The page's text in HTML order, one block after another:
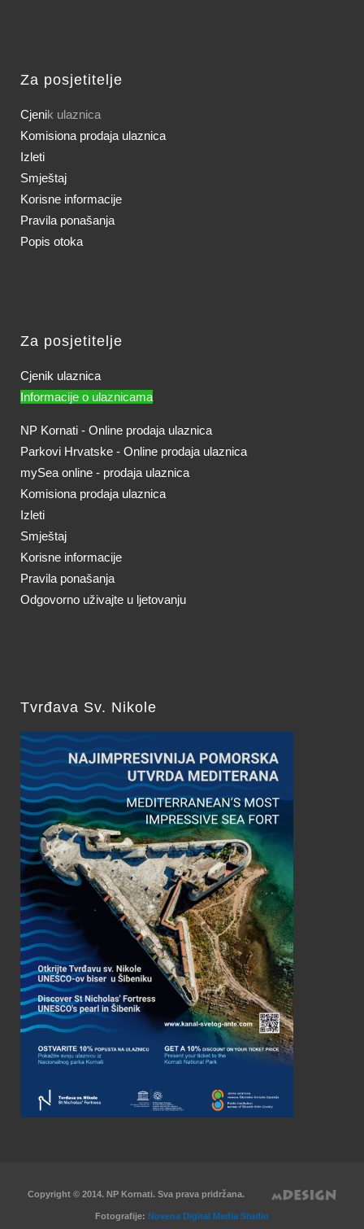
Za posjetitelje
Cjenik ulaznica
Komisiona prodaja ulaznica
Izleti
Smještaj
Korisne informacije
Pravila ponašanja
Popis otoka
Za posjetitelje
Cjenik ulaznica
Informacije o ulaznicama
NP Kornati - Online prodaja ulaznica
Parkovi Hrvatske - Online prodaja ulaznica
mySea online - prodaja ulaznica
Komisiona prodaja ulaznica
Izleti
Smještaj
Korisne informacije
Pravila ponašanja
Odgovorno uživajte u ljetovanju
Tvrđava Sv. Nikole
Copyright © 2014. NP Kornati. Sva prava pridržana.
Fotografije: Novena Digital Media Studio